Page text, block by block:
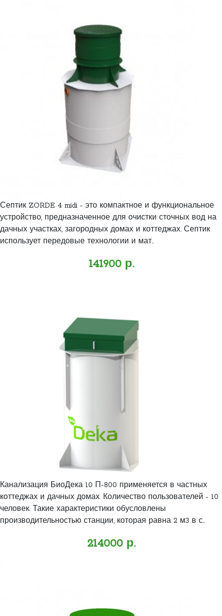
Септик ZORDE 4 midi - это компактное и функциональное
устройство, предназначенное для очистки сточных вод на
дачных участках, загородных домах и коттеджах. Септик
использует передовые технологии и мат..
141900 р.
Канализация БиоДека 10 П-800 применяется в частных
коттеджах и дачных домах. Количество пользователей - 10
человек. Такие характеристики обусловлены
производительностью станции, которая равна 2 м3 в с..
214000 р.